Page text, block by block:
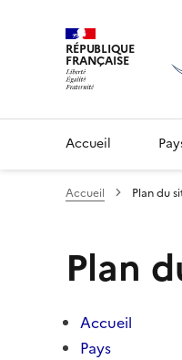
RÉPUBLIQUE
FRANÇAISE
Accueil
Accueil Plan du
Plan
Accueil
Pays